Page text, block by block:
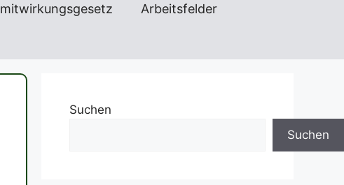
mitwirkungsgesetz
Arbeitsfelder
Suchen
Suchen